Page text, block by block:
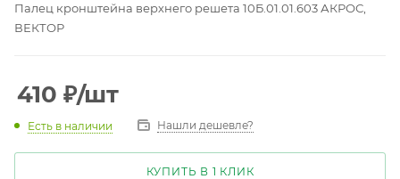
Палец кронштейна верхнего решета 10Б.01.01.603 АКРОС,
ВЕКТОР
410 ₽/шт
Есть в наличии Нашли дешевле?
КУПИТЬ В 1 КЛИК